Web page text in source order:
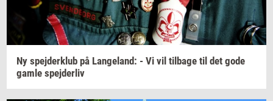
Ny spej­der­klub på Lan­geland: - Vi vil til­ba­ge til det gode
gamle spej­der­liv